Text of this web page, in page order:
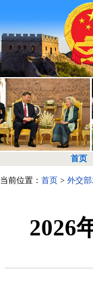
首页
当前位置： 首页 > 外交
2026